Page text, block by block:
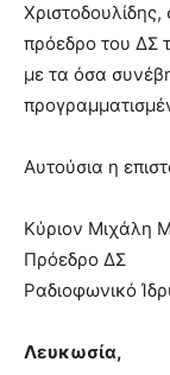
πρόεδρο του ΔΣ
με τα όσα
Αυτούσια η
Κύριον Μιχάλη
Πρόεδρο ΔΣ
Ραδιοφωνικό
Λευκωσία,